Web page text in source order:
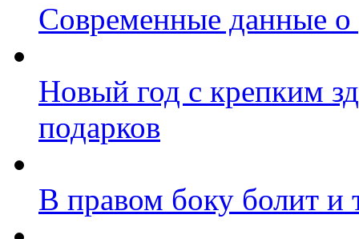
Современные данные о
Новый год с крепким
подарков
В правом боку болит и